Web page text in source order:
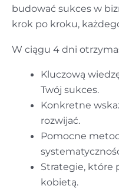
budować sukces w
krok po kroku,
W ciągu 4 dni
Kluczową
Twój sukces.
Konkretne
rozwijać.
Pomocne
Strategie, które
kobietą.